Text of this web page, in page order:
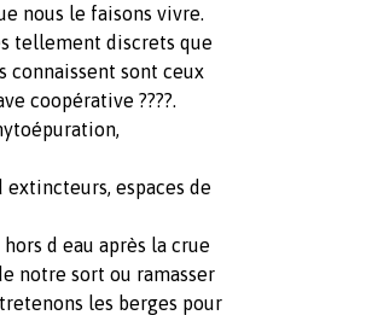
nous le faisons vivre.
tellement discrets que
connaissent sont ceux
coopérative ????.
extincteurs, espaces de
d eau après la crue
notre sort ou ramasser
les berges pour